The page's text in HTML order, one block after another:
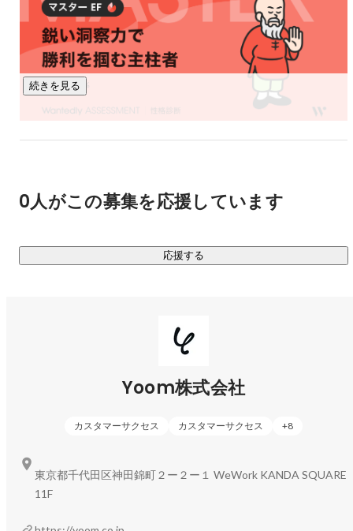
Misaki Tominagaカスタマーサクセス
続きを見る
0人がこの募集を応援しています
応援する
Yoom株式会社
カスタマーサクセス カスタマーサクセス +8
東京都千代田区神田錦町２ー２ー１ WeWork KANDA SQUARE
11F